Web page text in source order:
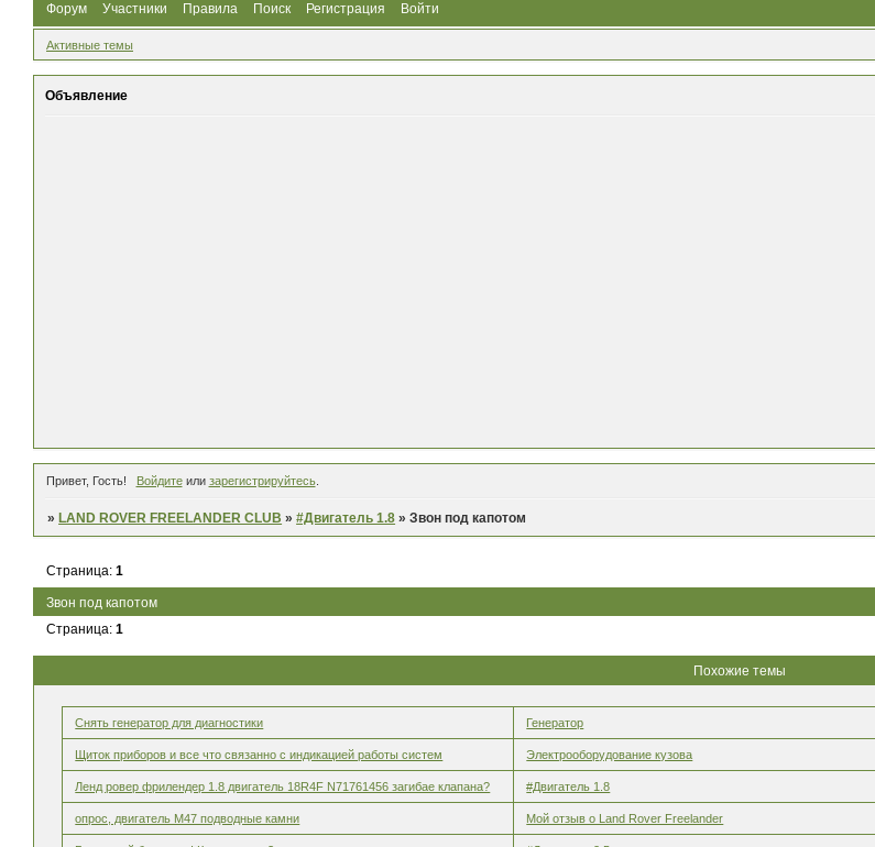
Форум Участники Правила Поиск Регистрация Войти
Активные темы
Объявление
Привет, Гость! Войдитеили зарегистрируйтесь.
»LAND ROVER FREELANDER CLUB »#Двигатель 1.8 »Звон под капотом
Звон под капотом
Страница:1
Страница:1
Похожие темы
Снять генератор для диагностики Генератор
Щиток приборов и все что связанно с индикацией работы систем Электрооборудование кузова
Ленд ровер фрилендер 1.8 двигатель 18R4F N71761456 загибае клапана? #Двигатель 1.8
опрос, двигатель М47 подводные камни Мой отзыв о Land Rover Freelander